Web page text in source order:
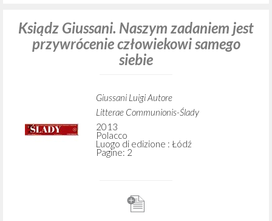
Ksiądz Giussani. Naszym zadaniem jest
przywrócenie człowiekowi samego
siebie
Giussani Luigi Autore
Litterae Communionis-Ślady
2013
Polacco
Luogo di edizione : Łódź
Pagine: 2